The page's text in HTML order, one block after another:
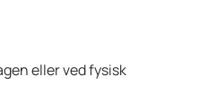
eller ved fysisk